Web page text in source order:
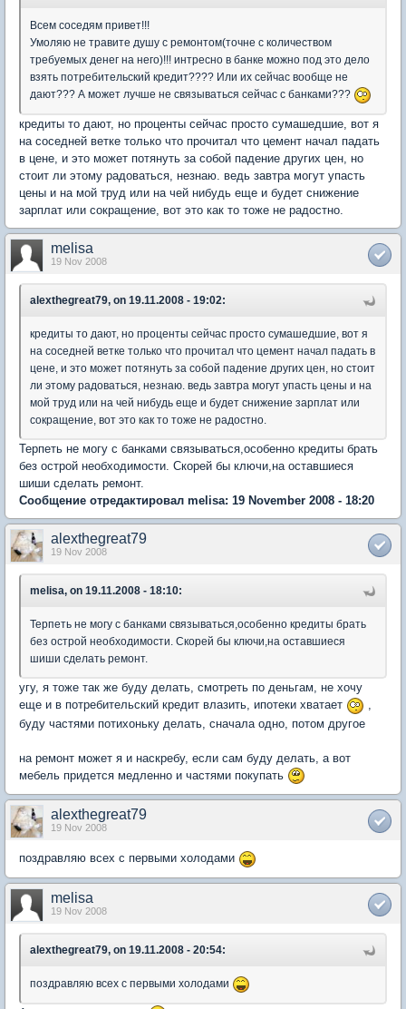
Всем соседям привет!!!
Умоляю не травите душу с ремонтом(точне с количеством
требуемых денег на него)!!! интресно в банке можно под это дело
взять потребительский кредит???? Или их сейчас вообще не
дают??? А может лучше не связываться сейчас с банками???
кредиты то дают, но проценты сейчас просто сумашедшие, вот я
на соседней ветке только что прочитал что цемент начал падать
в цене, и это может потянуть за собой падение других цен, но
стоит ли этому радоваться, незнаю. ведь завтра могут упасть
цены и на мой труд или на чей нибудь еще и будет снижение
зарплат или сокращение, вот это как то тоже не радостно.
melisa
19 Nov 2008
alexthegreat79, on 19.11.2008 - 19:02:
кредиты то дают, но проценты сейчас просто сумашедшие, вот я
на соседней ветке только что прочитал что цемент начал падать в
цене, и это может потянуть за собой падение других цен, но стоит
ли этому радоваться, незнаю. ведь завтра могут упасть цены и на
мой труд или на чей нибудь еще и будет снижение зарплат или
сокращение, вот это как то тоже не радостно.
Терпеть не могу с банками связываться,особенно кредиты брать
без острой необходимости. Скорей бы ключи,на оставшиеся
шиши сделать ремонт.
Сообщение отредактировал melisa: 19 November 2008 - 18:20
alexthegreat79
19 Nov 2008
melisa, on 19.11.2008 - 18:10:
Терпеть не могу с банками связываться,особенно кредиты брать
без острой необходимости. Скорей бы ключи,на оставшиеся
шиши сделать ремонт.
угу, я тоже так же буду делать, смотреть по деньгам, не хочу
еще и в потребительский кредит влазить, ипотеки хватает
,
буду частями потихоньку делать, сначала одно, потом другое
на ремонт может я и наскребу, если сам буду делать, а вот
мебель придется медленно и частями покупать
alexthegreat79
19 Nov 2008
поздравляю всех с первыми холодами
melisa
19 Nov 2008
alexthegreat79, on 19.11.2008 - 20:54:
поздравляю всех с первыми холодами